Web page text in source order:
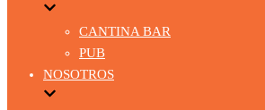
CANTINA BAR
PUB
NOSOTROS